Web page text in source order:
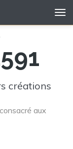
créations
aux